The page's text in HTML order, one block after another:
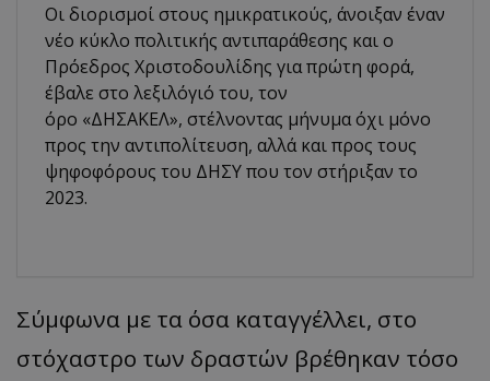
Οι διορισμοί στους ημικρατικούς, άνοιξαν έναν
νέο κύκλο πολιτικής αντιπαράθεσης και ο
Πρόεδρος Χριστοδουλίδης για πρώτη φορά,
έβαλε στο λεξιλόγιό του, τον
όρο «ΔΗΣΑΚΕΛ», στέλνοντας μήνυμα όχι μόνο
προς την αντιπολίτευση, αλλά και προς τους
ψηφοφόρους του ΔΗΣΥ που τον στήριξαν το
2023.
​Σύμφωνα με τα όσα καταγγέλλει, στο
στόχαστρο των δραστών βρέθηκαν τόσο